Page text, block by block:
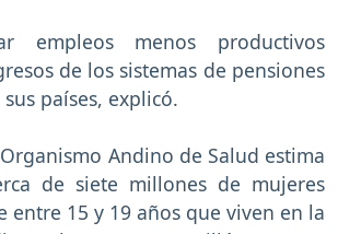
empleos menos productivos
de los sistemas de pensiones
países, explicó.
Andino de Salud estima
de siete millones de mujeres
entre 15 y 19 años que viven en la